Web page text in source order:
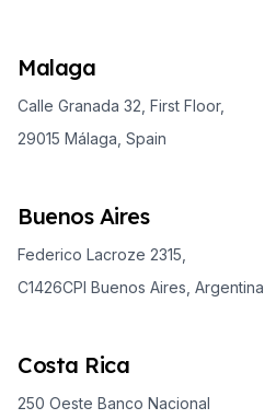
Malaga
Calle Granada 32, First Floor,
29015 Málaga, Spain
Buenos Aires
Federico Lacroze 2315,
C1426CPI Buenos Aires, Argentina
Costa Rica
250 Oeste Banco Nacional